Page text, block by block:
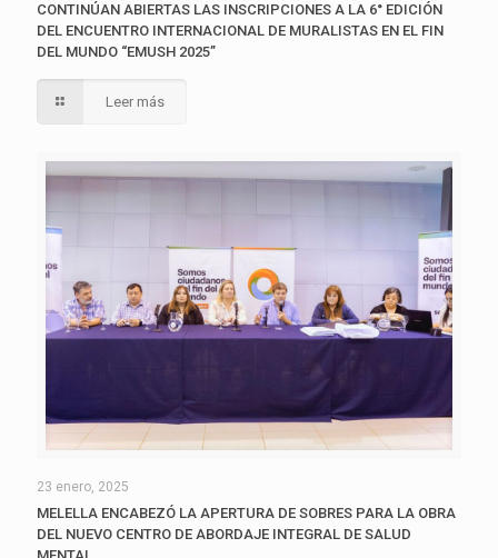
CONTINÚAN ABIERTAS LAS INSCRIPCIONES A LA 6° EDICIÓN
DEL ENCUENTRO INTERNACIONAL DE MURALISTAS EN EL FIN
DEL MUNDO “EMUSH 2025”
Leer más
23 enero, 2025
MELELLA ENCABEZÓ LA APERTURA DE SOBRES PARA LA OBRA
DEL NUEVO CENTRO DE ABORDAJE INTEGRAL DE SALUD